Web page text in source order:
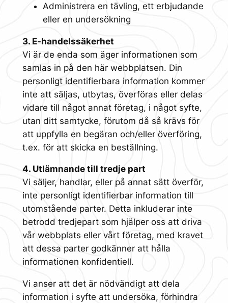
Administrera en tävling, ett erbjudande
eller en undersökning
3. E-handelssäkerhet
Vi är de enda som äger informationen som
samlas in på den här webbplatsen. Din
personligt identifierbara information kommer
inte att säljas, utbytas, överföras eller delas
vidare till något annat företag, i något syfte,
utan ditt samtycke, förutom då så krävs för
att uppfylla en begäran och/eller överföring,
t.ex. för att skicka en beställning.
4. Utlämnande till tredje part
Vi säljer, handlar, eller på annat sätt överför,
inte personligt identifierbar information till
utomstående parter. Detta inkluderar inte
betrodd tredjepart som hjälper oss att driva
vår webbplats eller vårt företag, med kravet
att dessa parter godkänner att hålla
informationen konfidentiell.
Vi anser att det är nödvändigt att dela
information i syfte att undersöka, förhindra